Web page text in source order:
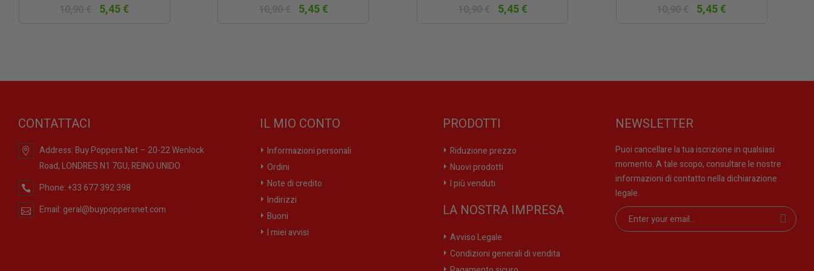
5,45 € 5,45 € 5,45 € 5,45 €
CONTATTACI
Address:Buy Poppers Net – 20-22 Wenlock
Road, LONDRES N1 7GU, REINO UNIDO
Phone:+33 677 392 398
Email: geral@buypoppersnet.com
IL MIO CONTO
Informazioni personali
Ordini
Note di credito
Indirizzi
Buoni
I miei avvisi
PRODOTTI
Riduzione prezzo
Nuovi prodotti
I più venduti
LA NOSTRA IMPRESA
Avviso Legale
Condizioni generali di vendita
NEWSLETTER
Puoi cancellare la tua iscrizione in qualsiasi
momento. A tale scopo, consultare le nostre
informazioni di contatto nella dichiarazione
legale.